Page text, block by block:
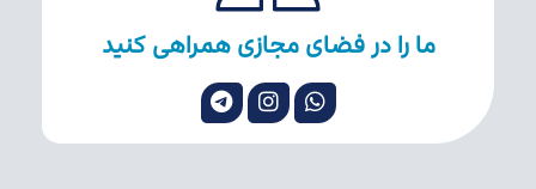
ما را در فضای مجازی همراهی کنید